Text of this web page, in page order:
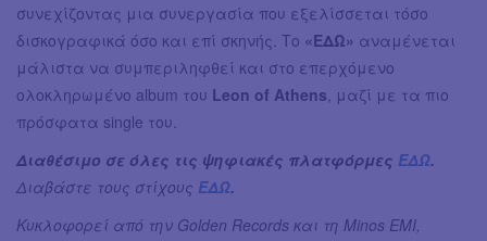
συνεχίζοντας μια συνεργασία που εξελίσσεται τόσο
δισκογραφικά όσο και επί σκηνής. Το «ΕΔΩ» αναμένεται
μάλιστα να συμπεριληφθεί και στο επερχόμενο
ολοκληρωμένο album του Leon of Athens , μαζί με τα πιο
πρόσφατα single του.
Διαθέσιμο σε όλες τις ψηφιακές πλατφόρμες ΕΔΩ.
Διαβάστε τους στίχους ΕΔΩ.
Κυκλοφορεί από την Golden Records και τη Minos EMI,